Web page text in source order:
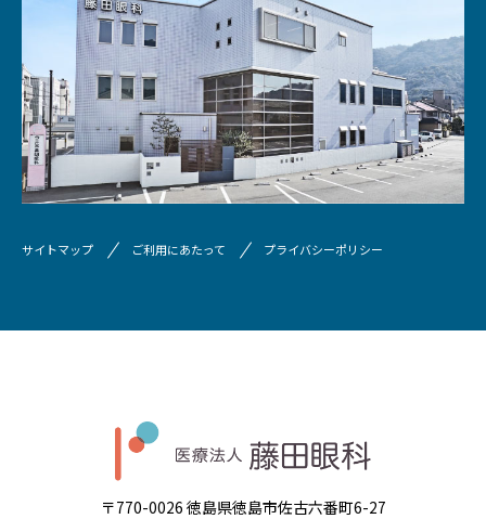
サイトマップ ご利用にあたって プライバシーポリシー
〒770-0026 徳島県徳島市佐古六番町6-27